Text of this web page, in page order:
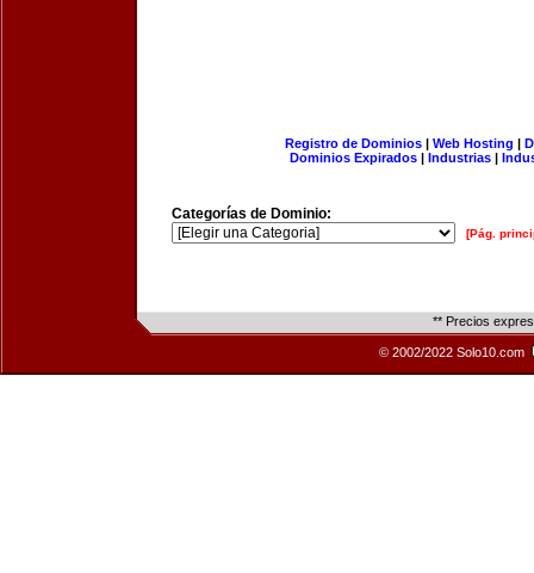
Registro de Dominios| Web Hosting |
Dominios Expirados | Industrias |
Categorías de Dominio:
[Pág.
** Precios
© 2002/2022 Solo10.com